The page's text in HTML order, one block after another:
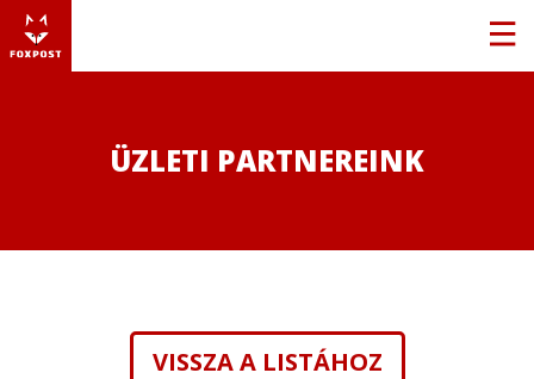
ÜZLETI PARTNEREINK
VISSZA A LISTÁHOZ